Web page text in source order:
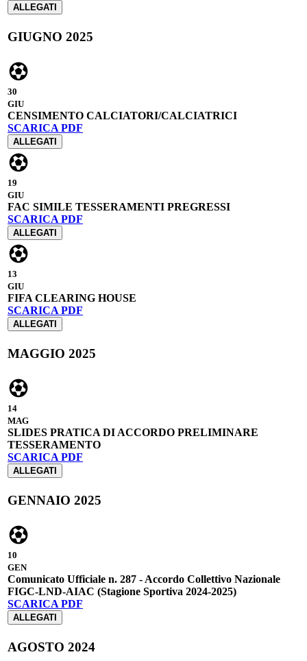
ALLEGATI
GIUGNO 2025
30
GIU
CENSIMENTO CALCIATORI/CALCIATRICI
SCARICA PDF
ALLEGATI
19
GIU
FAC SIMILE TESSERAMENTI PREGRESSI
SCARICA PDF
ALLEGATI
13
GIU
FIFA CLEARING HOUSE
SCARICA PDF
ALLEGATI
MAGGIO 2025
14
MAG
SLIDES PRATICA DI ACCORDO PRELIMINARE
TESSERAMENTO
SCARICA PDF
ALLEGATI
GENNAIO 2025
10
GEN
Comunicato Ufficiale n. 287 - Accordo Collettivo Nazionale
FIGC-LND-AIAC (Stagione Sportiva 2024-2025)
SCARICA PDF
ALLEGATI
AGOSTO 2024